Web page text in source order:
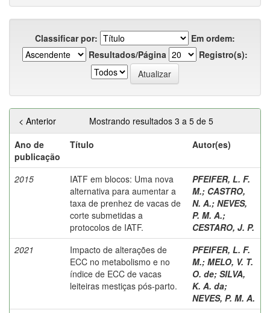
Classificar por:
Em ordem:
Resultados/Página
Registro(s):
Mostrando resultados 3 a 5 de 5
< Anterior
Ano de
publicação
Título Autor(es)
2015
IATF em blocos: Uma nova
alternativa para aumentar a
taxa de prenhez de vacas de
corte submetidas a
protocolos de IATF.
PFEIFER, L. F.
M.; CASTRO,
N. A.; NEVES,
P. M. A.;
CESTARO, J. P.
2021
Impacto de alterações de
ECC no metabolismo e no
índice de ECC de vacas
leiteiras mestiças pós-parto.
PFEIFER, L. F.
M.; MELO, V. T.
O. de; SILVA,
K. A. da;
NEVES, P. M. A.